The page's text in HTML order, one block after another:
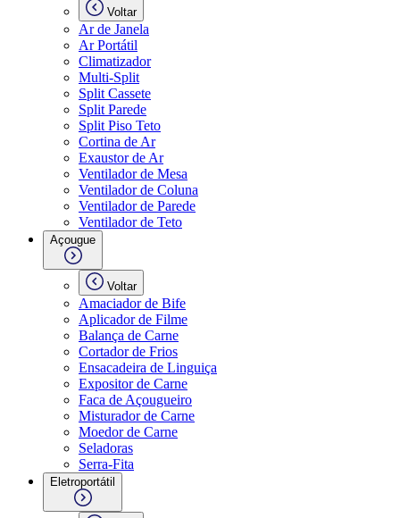
Voltar
Ar de Janela
Ar Portátil
Climatizador
Multi-Split
Split Cassete
Split Parede
Split Piso Teto
Cortina de Ar
Exaustor de Ar
Ventilador de Mesa
Ventilador de Coluna
Ventilador de Parede
Ventilador de Teto
Açougue
Voltar
Amaciador de Bife
Aplicador de Filme
Balança de Carne
Cortador de Frios
Ensacadeira de Linguiça
Expositor de Carne
Faca de Açougueiro
Misturador de Carne
Moedor de Carne
Seladoras
Serra-Fita
Eletroportátil